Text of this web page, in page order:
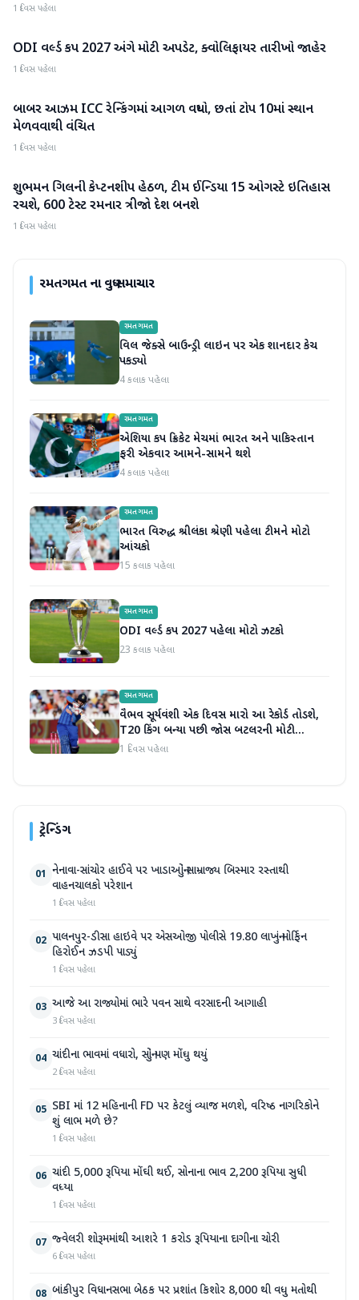
1 દિવસ પહેલા
રમતગમત
ODI વર્લ્ડ કપ 2027 અંગે મોટી અપડેટ, ક્વોલિફાયર તારીખો જાહેર
1 દિવસ પહેલા
રમતગમત
બાબર આઝમ ICC રેન્કિંગમાં આગળ વધ્યો, છતાં ટોપ 10માં સ્થાન
મેળવવાથી વંચિત
1 દિવસ પહેલા
રમતગમત
શુભમન ગિલની કેપ્ટનશીપ હેઠળ, ટીમ ઈન્ડિયા 15 ઓગસ્ટે ઇતિહાસ
રચશે, 600 ટેસ્ટ રમનાર ત્રીજો દેશ બનશે
1 દિવસ પહેલા
રમતગમતના વધુ સમાચાર
રમતગમત
વિલ જેક્સે બાઉન્ડ્રી લાઇન પર એક શાનદાર કેચ
પકડ્યો
4 કલાક પહેલા
રમતગમત
એશિયા કપ ક્રિકેટ મેચમાં ભારત અને પાકિસ્તાન
ફરી એકવાર આમને-સામને થશે
4 કલાક પહેલા
રમતગમત
ભારત વિરુદ્ધ શ્રીલંકા શ્રેણી પહેલા ટીમને મોટો
આંચકો
15 કલાક પહેલા
રમતગમત
ODI વર્લ્ડ કપ 2027 પહેલા મોટો ઝટકો
23 કલાક પહેલા
રમતગમત
વૈભવ સૂર્યવંશી એક દિવસ મારો આ રેકોર્ડ તોડશે,
T20 કિંગ બન્યા પછી જોસ બટલરની મોટી
ભવિષ્યવાણી
1 દિવસ પહેલા
ટ્રેન્ડિંગ
01 નેનાવા-સાંચોર હાઈવે પર ખાડાઓનું સામ્રાજ્ય બિસ્માર રસ્તાથી
વાહનચાલકો પરેશાન
1 દિવસ પહેલા
02 પાલનપુર-ડીસા હાઇવે પર એસઓજી પોલીસે 19.80 લાખનું મોર્ફિન
હિરોઈન ઝડપી પાડ્યું
1 દિવસ પહેલા
03 આજે આ રાજ્યોમાં ભારે પવન સાથે વરસાદની આગાહી
3 દિવસ પહેલા
04 ચાંદીના ભાવમાં વધારો, સોનું પણ મોંઘુ થયું
2 દિવસ પહેલા
05 SBI માં 12 મહિનાની FD પર કેટલું વ્યાજ મળશે, વરિષ્ઠ નાગરિકોને
શું લાભ મળે છે?
1 દિવસ પહેલા
06 ચાંદી 5,000 રૂપિયા મોંઘી થઈ, સોનાના ભાવ 2,200 રૂપિયા સુધી
વધ્યા
1 દિવસ પહેલા
07 જ્વેલરી શોરૂમમાંથી આશરે 1 કરોડ રૂપિયાના દાગીના ચોરી
6 દિવસ પહેલા
08 બાંકીપુર વિધાનસભા બેઠક પર પ્રશાંત કિશોર 8,000 થી વધુ મતોથી